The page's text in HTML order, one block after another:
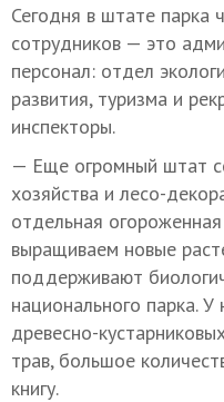
Сегодня в штате парка
сотрудников — это
персонал: отдел
развития, туризма и
инспекторы.
— Еще огромный штат
хозяйства и лесо-
отдельная
выращиваем новые
поддерживают
национального парка.
древесно-
трав, большое
книгу.